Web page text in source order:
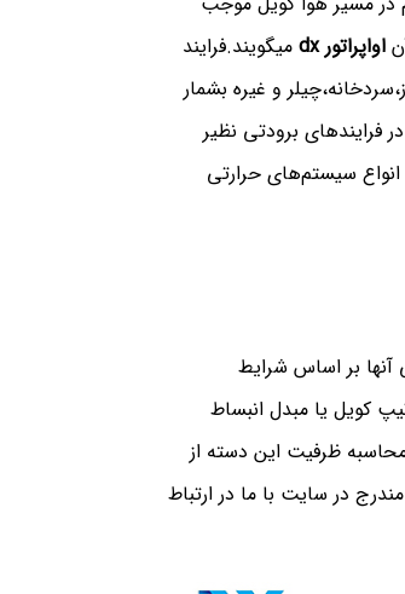
اواپراتور dx
میگویند.فرایند
و غیره بشمار
دارند که میتواند در فرایندهای برودتی نظیر
سیستم‌های حرارتی
بر اساس شرایط
کویل یا مبدل انبساط
ظرفیت این دسته از
در سایت با ما در ارتباط